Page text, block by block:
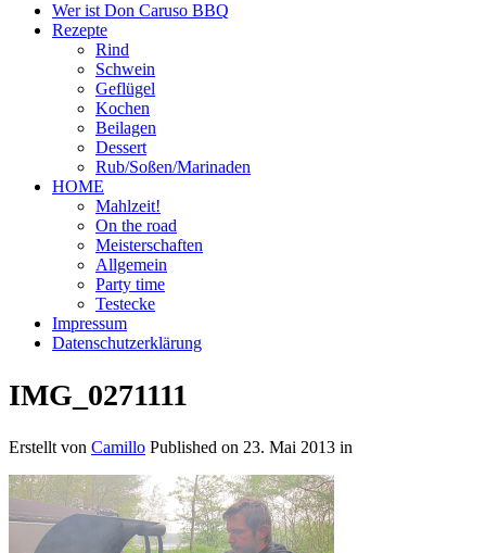
Wer ist Don Caruso BBQ
Rezepte
Rind
Schwein
Geflügel
Kochen
Beilagen
Dessert
Rub/Soßen/Marinaden
HOME
Mahlzeit!
On the road
Meisterschaften
Allgemein
Party time
Testecke
Impressum
Datenschutzerklärung
IMG_0271111
Erstellt von Camillo Published on 23. Mai 2013 in